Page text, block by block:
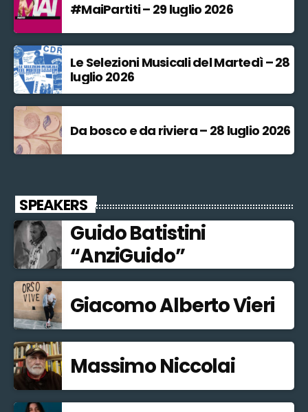
#MaiPartiti – 29 luglio 2026
Le Selezioni Musicali del Martedì – 28
luglio 2026
Da bosco e da riviera – 28 luglio 2026
SPEAKERS
Guido Batistini
“AnziGuido”
Giacomo Alberto Vieri
Massimo Niccolai